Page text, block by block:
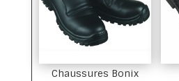
Chaussures Bonix